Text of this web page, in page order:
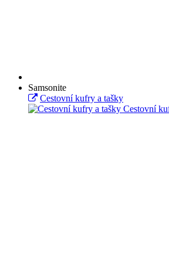
Samsonite
Cestovní kufry a tašky
Cestovní